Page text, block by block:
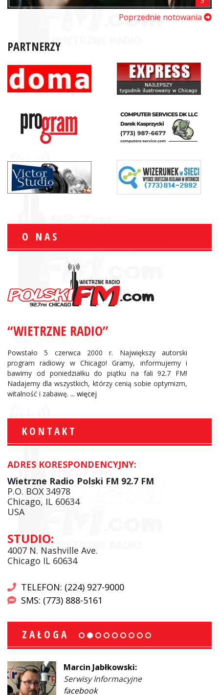
Poprzednie notowania
PARTNERZY
O NAS
“WIETRZNE RADIO”
Powstało 5 czerwca 2000 r. Największy autorski
program radiowy w Chicago! Gramy, informujemy i
bawimy od poniedziałku do piątku na fali 92.7 FM!
Nadajemy dla wszystkich, którzy cenią sobie optymizm,
witalność i zabawę. ... więcej
KONTAKT
ADRES KORESPONDENCYJNY:
Wietrzne Radio Polski FM 92.7 FM
P.O. BOX 34978
Chicago, IL 60634
USA
STUDIO:
4007 N. Nashville Ave.
Chicago IL 60634
TELEFON: (224) 927-9000
SMS: (773) 888-5161
ZAŁOGA
Marcin Jabłkowski:
Serwisy Informacyjne
facebook